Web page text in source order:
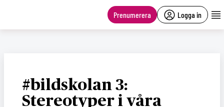
Prenumerera Logga in
#bildskolan 3:
Stereotyper i våra